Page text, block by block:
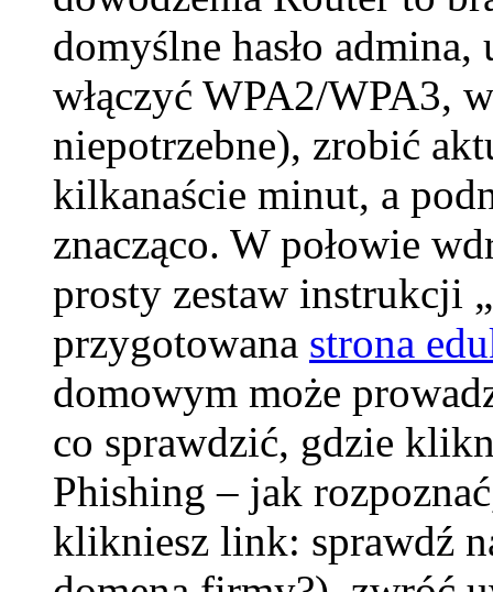
domyślne hasło
włączyć WPA2/WPA3,
niepotrzebne), zrobić
kilkanaście minut, a
znacząco. W połowie
prosty zestaw instrukcji
przygotowana strona
domowym może
co sprawdzić, gdzie
Phishing – jak
klikniesz link: sprawdź